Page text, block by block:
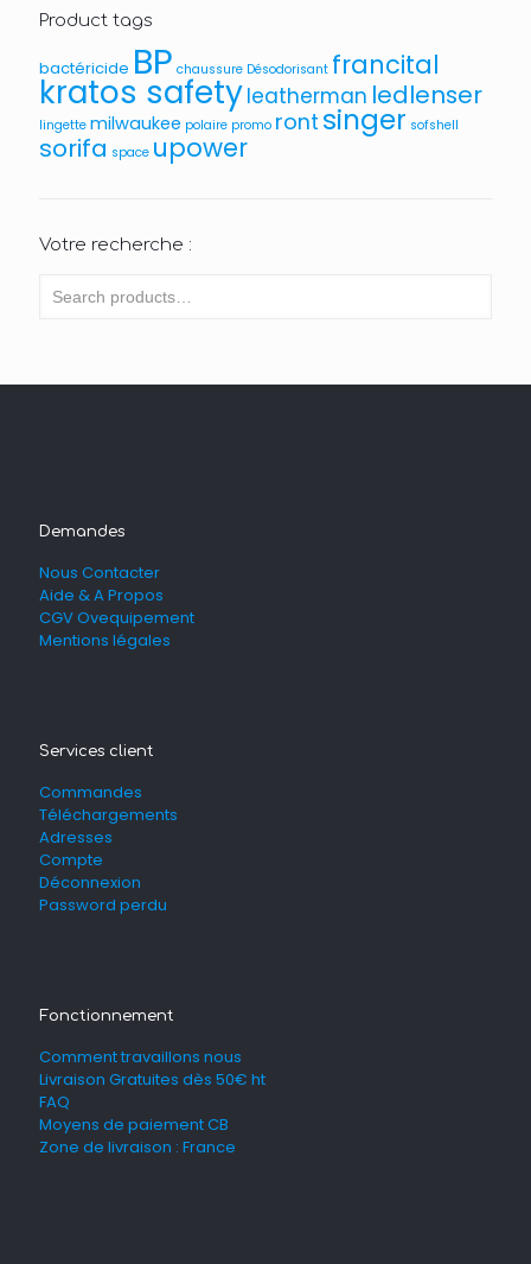
Product tags
bactéricide BP chaussure Désodorisant francital
kratos safetyleatherman ledlenser
lingette milwaukee polaire promo ront singer sofshell
sorifa space upower
Votre recherche :
Demandes
Nous Contacter
Aide & A Propos
CGV Ovequipement
Mentions légales
Services client
Commandes
Téléchargements
Adresses
Compte
Déconnexion
Password perdu
Fonctionnement
Comment travaillons nous
Livraison Gratuites dès 50€ ht
FAQ
Moyens de paiement CB
Zone de livraison : France